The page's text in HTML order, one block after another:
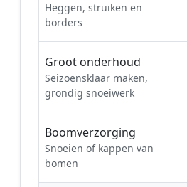
Heggen, struiken en
borders
Groot onderhoud
Seizoensklaar maken,
grondig snoeiwerk
Boomverzorging
Snoeien of kappen van
bomen